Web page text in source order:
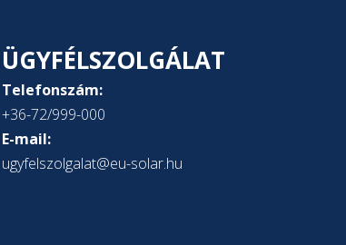
ÜGYFÉLSZOLGÁLAT
Telefonszám:
+36-72/999-000
E-mail:
ugyfelszolgalat@eu-solar.hu